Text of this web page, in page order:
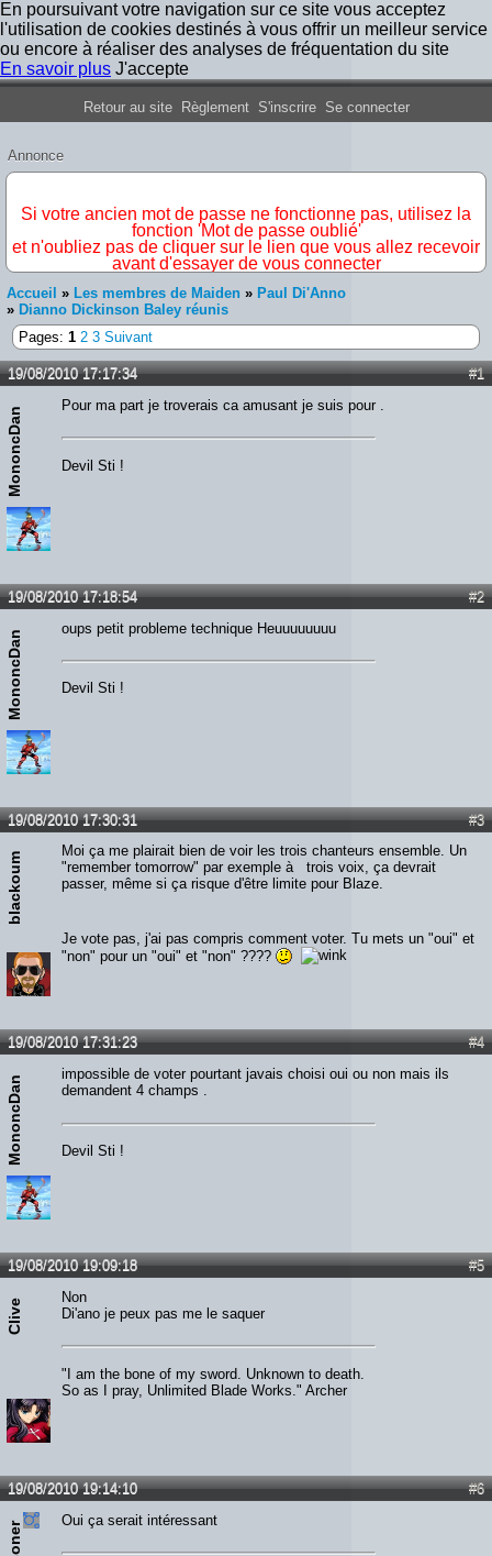
En poursuivant votre navigation sur ce site vous acceptez
l'utilisation de cookies destinés à vous offrir un meilleur service
ou encore à réaliser des analyses de fréquentation du site
En savoir plus J'accepte
Forum Iron Maiden France
Retour au site Règlement S'inscrire Se connecter
Annonce
Si votre ancien mot de passe ne fonctionne pas, utilisez la
fonction 'Mot de passe oublié'
et n'oubliez pas de cliquer sur le lien que vous allez recevoir
avant d'essayer de vous connecter
Accueil » Les membres de Maiden » Paul Di'Anno
» Dianno Dickinson Baley réunis
Pages: 1 2 3 Suivant
#1
19/08/2010 17:17:34
MononcDan
Pour ma part je troverais ca amusant je suis pour .
Devil Sti !
#2
19/08/2010 17:18:54
MononcDan
oups petit probleme technique Heuuuuuuuu
Devil Sti !
#3
19/08/2010 17:30:31
blackoum
Moi ça me plairait bien de voir les trois chanteurs ensemble. Un
"remember tomorrow" par exemple à trois voix, ça devrait
passer, même si ça risque d'être limite pour Blaze.
Je vote pas, j'ai pas compris comment voter. Tu mets un "oui" et
"non" pour un "oui" et "non" ????
#4
19/08/2010 17:31:23
MononcDan
impossible de voter pourtant javais choisi oui ou non mais ils
demandent 4 champs .
Devil Sti !
#5
19/08/2010 19:09:18
Clive
Non
Di'ano je peux pas me le saquer
"I am the bone of my sword. Unknown to death.
So as I pray, Unlimited Blade Works." Archer
#6
19/08/2010 19:14:10
Oui ça serait intéressant